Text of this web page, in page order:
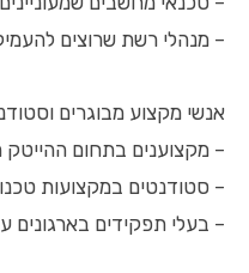
– מנהלי רשת שרוצים
אנשי מקצוע מבוגרים
– מקצוענים בתחום
– סטודנטים במקצועות
– בעלי תפקידים בארגונים